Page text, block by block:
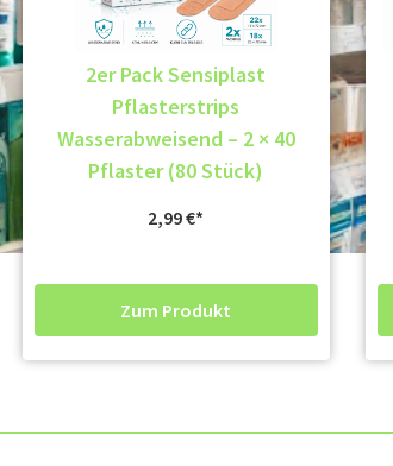
2er Pack Sensiplast
Pflasterstrips
Wasserabweisend – 2 × 40
Pflaster (80 Stück)
2,99€
Zum Produkt